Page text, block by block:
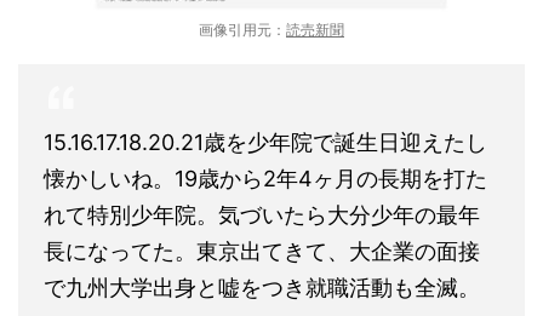
画像引用元： 読売新聞
15.16.17.18.20.21歳を少年院で誕生日迎えたし
懐かしいね。19歳から2年4ヶ月の長期を打た
れて特別少年院。気づいたら大分少年の最年
長になってた。東京出てきて、大企業の面接
で九州大学出身と嘘をつき就職活動も全滅。